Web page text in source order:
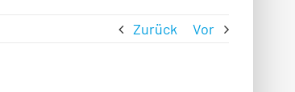
Zurück Vor